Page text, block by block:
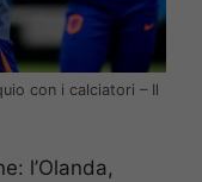
con i calciatori – Il
l’Olanda,